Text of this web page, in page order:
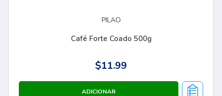
PILAO
Café Forte Coado 500g
$11.99